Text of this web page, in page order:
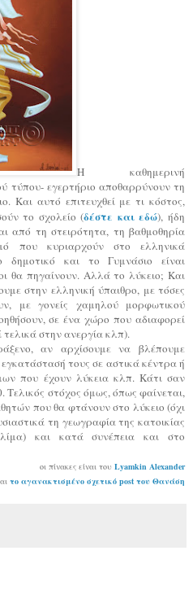
Η καθημερινή
τύπου- εγερτήριο αποθαρρύνουν τη
Και αυτό επιτευχθεί με τι κόστος,
το σχολείο (δέστε και εδώ), ήδη
από τη στειρότητα, τη βαθμοθηρία
που κυριαρχούν στο ελληνικά
δημοτικό και το Γυμνάσιο είναι
θα πηγαίνουν. Αλλά το λύκειο; Και
στην ελληνική ύπαιθρο, με τόσες
με γονείς χαμηλού μορφωτικού
σε ένα χώρο που αδιαφορεί
στην ανεργία κλπ).
αν αρχίσουμε να βλέπουμε
τους σε αστικά κέντρα ή
που έχουν λύκεια κλπ. Κάτι σαν
Τελικός στόχος όμως, όπως φαίνεται,
που θα φτάνουν στο λύκειο (όχι
τη γεωγραφία της κατοικίας
και κατά συνέπεια και στο
οι πίνακες είναι του Lyamkin Alexander
το αγανακτισμένο σχετικό post του Θανάση